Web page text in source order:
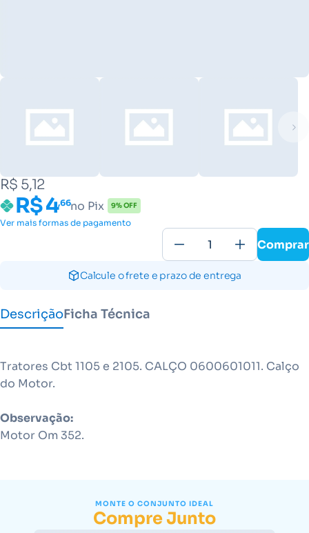
R$ 5,12
R$ 4,66no Pix 9% OFF
Ver mais formas de pagamento
Comprar
Calcule o frete e prazo de entrega
DescriçãoFicha Técnica
Tratores Cbt 1105 e 2105. CALÇO 0600601011. Calço
do Motor.
Observação:
Motor Om 352.
MONTE O CONJUNTO IDEAL
Compre Junto